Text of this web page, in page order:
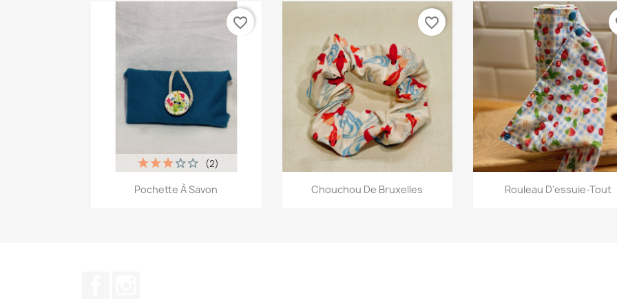
Aperçu rapide
Pochette À Savon
(2)
favorite_border
Aperçu rapide
Chouchou De Bruxelles
favorite_border
Aperçu rapide
Rouleau D'essuie-Tout